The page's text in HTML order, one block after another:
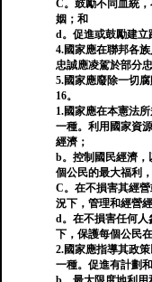
C。鼓勵不同血統
姻；和
d。促進或鼓勵建立
4.國家應在聯邦各
忠誠應凌駕於部分忠
5.國家應廢除一切腐
16。
1.國家應在本憲法
一種。利用國家資
經濟；
b。控制國民經濟
個公民的最大福利
C。在不損害其經
況下，管理和經營
d。在不損害任何
下，保護每個公民
2.國家應指導其政策
一種。促進有計劃